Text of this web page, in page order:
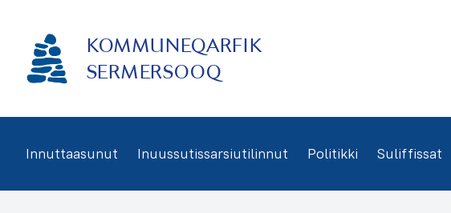
KOMMUNEQARFIK
SERMERSOOQ
Innuttaasunut Inuussutissarsiutilinnut Politikki Suliffissat